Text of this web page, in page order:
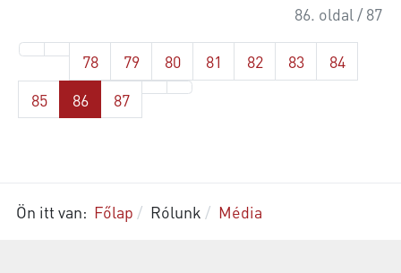
86. oldal / 87
78 79 80 81 82 83
84
85
86 87
Ön itt van: Főlap Rólunk Média